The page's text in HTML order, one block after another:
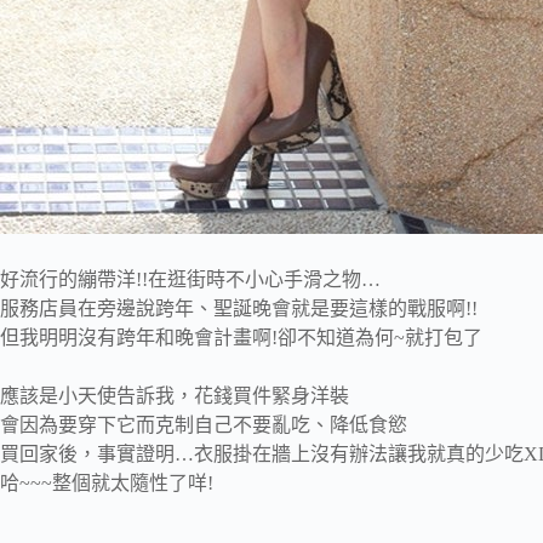
好流行的繃帶洋!!在逛街時不小心手滑之物…
服務店員在旁邊說跨年、聖誕晚會就是要這樣的戰服啊!!
但我明明沒有跨年和晚會計畫啊!卻不知道為何~就打包了
應該是小天使告訴我，花錢買件緊身洋裝
會因為要穿下它而克制自己不要亂吃、降低食慾
買回家後，事實證明…衣服掛在牆上沒有辦法讓我就真的少吃
哈~~~整個就太隨性了咩!